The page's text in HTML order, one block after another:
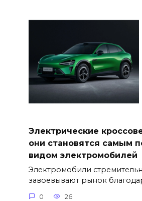
Электрические
они становятся самым
видом электромобилей
Электромобили
завоевывают рынок
0 26